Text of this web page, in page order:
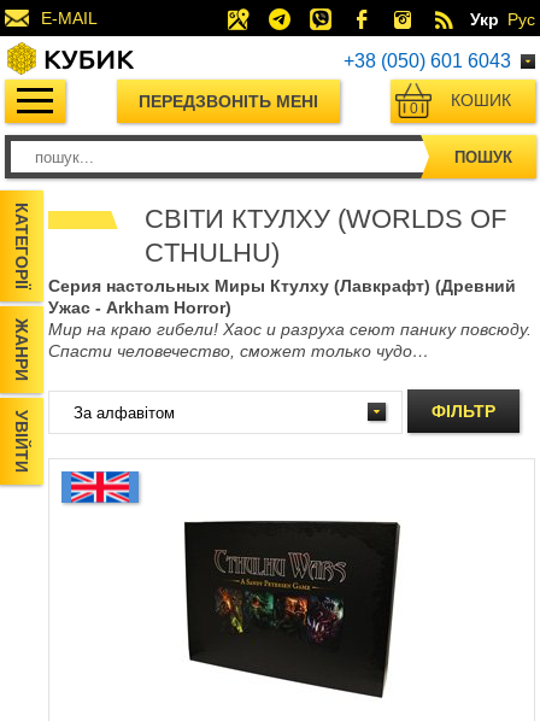
E-MAIL Укр Рус
+38 (050) 601 6043
ПЕРЕДЗВОНІТЬ МЕНІ КОШИК
0
ПОШУК
КАТЕГОРІЇ
ЖАНРИ
УВІЙТИ
СВІТИ КТУЛХУ (WORLDS OF
CTHULHU)
Серия настольных Миры Ктулху (Лавкрафт) (Древний
Ужас - Arkham Horror)
Мир на краю гибели! Хаос и разруха сеют панику повсюду.
Спасти человечество, сможет только чудо…
ФІЛЬТР